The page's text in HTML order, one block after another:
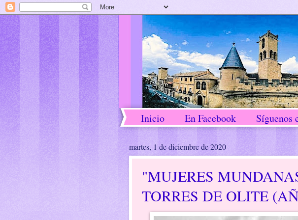
Inicio En Facebook Síguenos
martes, 1 de diciembre de 2020
"MUJERES
TORRES DE OLITE